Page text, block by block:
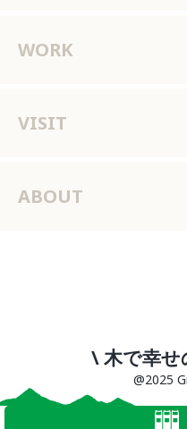
WORK
VISIT
ABOUT
\ 木で幸
@2025